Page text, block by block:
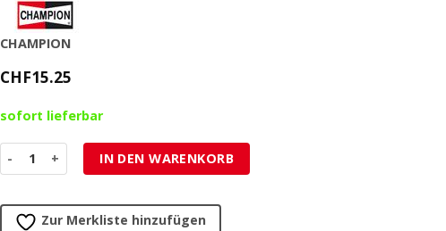
CHAMPION
CHF15.25
sofort lieferbar
Oelfilter CHAMPION COF463 (wie HF563) Menge
IN DEN WARENKORB
Zur Merkliste hinzufügen